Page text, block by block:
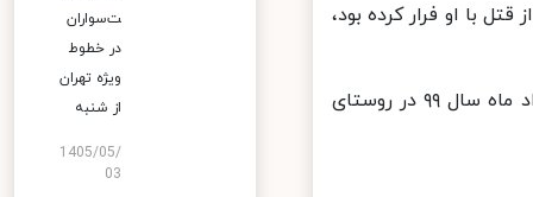
با او فرار کرده بود،
رومینا اشرفی، دختر نوجوان ۱۳ ساله تالشی متولد ۱۳۸۵ بود که در اول خرداد ماه سال ۹۹ در روستای
ت‌سواران
در خطوط
ویژه تهران
از شنبه
1405/05/
03